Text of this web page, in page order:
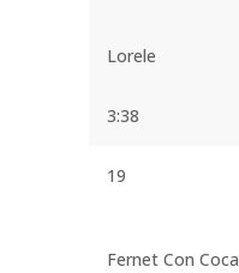
Lorele
3:38
19
Fernet Con Coca